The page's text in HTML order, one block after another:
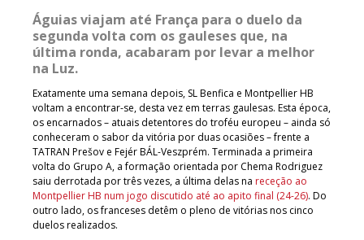
Águias viajam até França para o duelo da
segunda volta com os gauleses que, na
última ronda, acabaram por levar a melhor
na Luz.
Exatamente uma semana depois, SL Benfica e Montpellier HB
voltam a encontrar-se, desta vez em terras gaulesas. Esta época,
os encarnados – atuais detentores do troféu europeu – ainda só
conheceram o sabor da vitória por duas ocasiões – frente a
TATRAN Prešov e Fejér BÁL-Veszprém. Terminada a primeira
volta do Grupo A, a formação orientada por Chema Rodriguez
saiu derrotada por três vezes, a última delas na receção ao
Montpellier HB num jogo discutido até ao apito final (24-26). Do
outro lado, os franceses detêm o pleno de vitórias nos cinco
duelos realizados.